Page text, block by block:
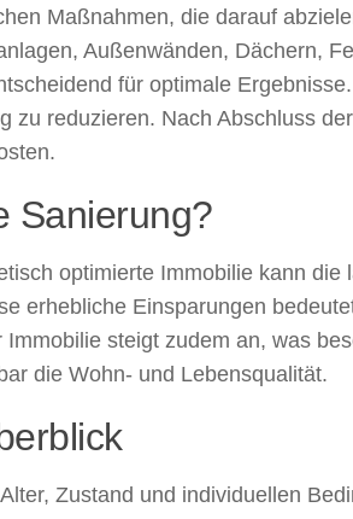
Maßnahmen, die darauf
Außenwänden, Dächern,
für optimale
zu reduzieren. Nach Abschluss
Sanierung?
optimierte Immobilie kann
erhebliche Einsparungen
steigt zudem an, was
die Wohn- und Lebensqualität.
Zustand und individuellen